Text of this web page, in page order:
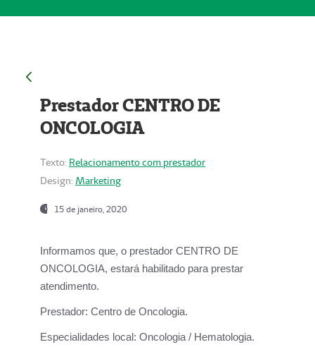
Prestador CENTRO DE
ONCOLOGIA
Texto: Relacionamento com prestador
Design: Marketing
15 de janeiro, 2020
Informamos que, o prestador CENTRO DE
ONCOLOGIA, estará habilitado para prestar
atendimento.
Prestador: Centro de Oncologia.
Especialidades local: Oncologia / Hematologia.